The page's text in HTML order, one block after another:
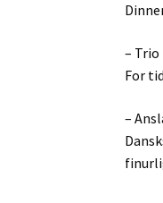
– Trio
For
–